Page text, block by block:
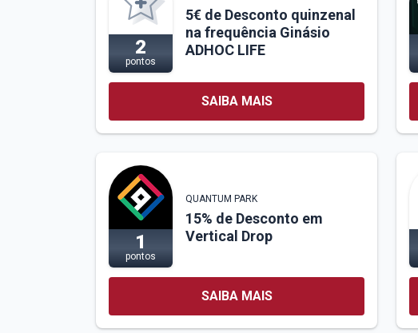
2
pontos
5€ de Desconto quinzenal
na frequência Ginásio
ADHOC LIFE
SAIBA MAIS
1
pontos
QUANTUM PARK
15% de Desconto em
Vertical Drop
SAIBA MAIS